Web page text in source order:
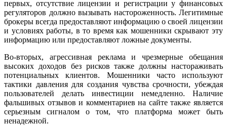
первых, отсутствие лицензии и регистрации у финансовых
регуляторов должно вызывать настороженность. Легитимные
брокеры всегда предоставляют информацию о своей лицензии
и условиях работы, в то время как мошенники скрывают эту
информацию или предоставляют ложные документы.
Во-вторых, агрессивная реклама и чрезмерные обещания
высоких доходов без рисков также должны настораживать
потенциальных клиентов. Мошенники часто используют
тактики давления для создания чувства срочности, убеждая
пользователей делать инвестиции немедленно. Наличие
фальшивых отзывов и комментариев на сайте также является
серьезным сигналом о том, что платформа может быть
ненадежной.